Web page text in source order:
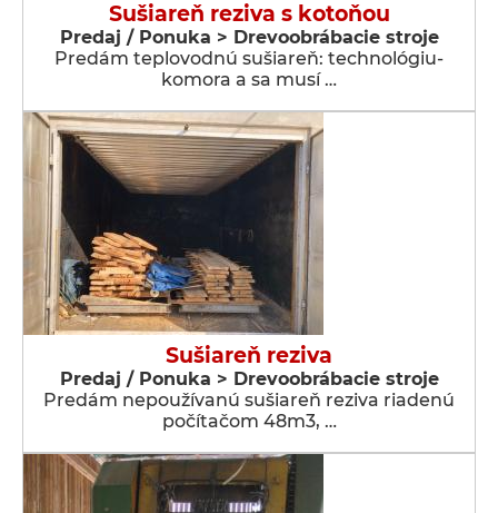
Sušiareň reziva s kotoňou
Predaj / Ponuka > Drevoobrábacie stroje
Predám teplovodnú sušiareň: technológiu-
komora a sa musí …
Sušiareň reziva
Predaj / Ponuka > Drevoobrábacie stroje
Predám nepoužívanú sušiareň reziva riadenú
počítačom 48m3, …